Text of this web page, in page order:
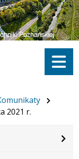
Menu
2021 r.